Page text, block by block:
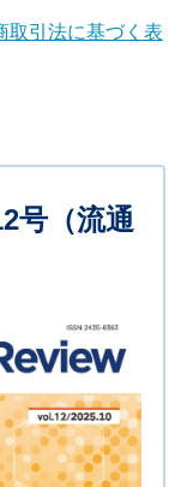
取引法に基づく表
号（流通